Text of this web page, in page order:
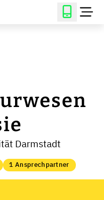
Darmstadt
1 Ansprechpartner